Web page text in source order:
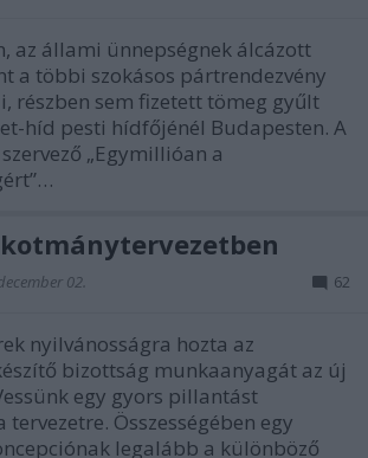
az állami ünnepségnek álcázott
a többi szokásos pártrendezvény
részben sem fizetett tömeg gyűlt
híd pesti hídfőjénél Budapesten. A
„Egymillióan a
02. 62
nyilvánosságra hozta az
bizottság munkaanyagát az új
egy gyors pillantást
tervezetre. Összességében egy
legalább a különböző